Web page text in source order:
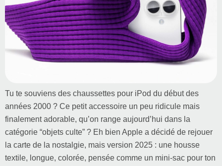
Tu te souviens des chaussettes pour iPod du début des
années 2000 ? Ce petit accessoire un peu ridicule mais
finalement adorable, qu’on range aujourd’hui dans la
catégorie “objets culte” ? Eh bien Apple a décidé de rejouer
la carte de la nostalgie, mais version 2025 : une housse
textile, longue, colorée, pensée comme un mini-sac pour ton